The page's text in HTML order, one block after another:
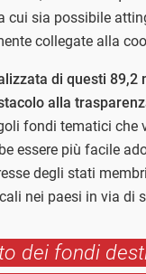
cui sia possibile
collegate alla
di questi 89,2
alla
fondi tematici che
essere più facile
degli stati
nei paesi in via di
dei fondi